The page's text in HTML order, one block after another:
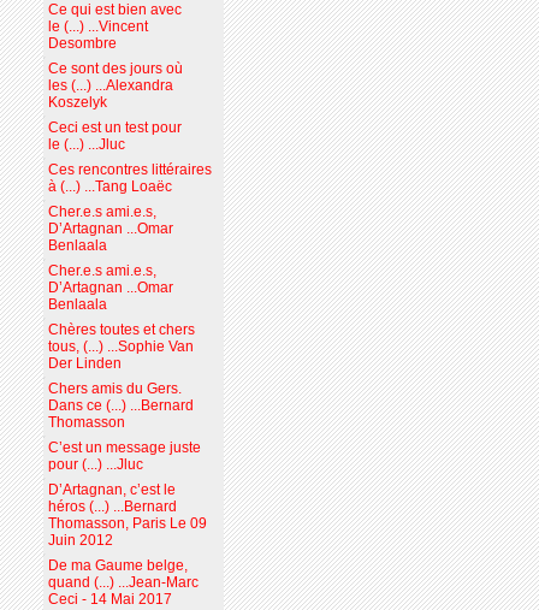
Ce qui est bien avec
le (...) ...Vincent
Desombre
Ce sont des jours où
les (...) ...Alexandra
Koszelyk
Ceci est un test pour
le (...) ...Jluc
Ces rencontres littéraires
à (...) ...Tang Loaëc
Cher.e.s ami.e.s,
D’Artagnan ...Omar
Benlaala
Cher.e.s ami.e.s,
D’Artagnan ...Omar
Benlaala
Chères toutes et chers
tous, (...) ...Sophie Van
Der Linden
Chers amis du Gers.
Dans ce (...) ...Bernard
Thomasson
C’est un message juste
pour (...) ...Jluc
D’Artagnan, c’est le
héros (...) ...Bernard
Thomasson, Paris Le 09
Juin 2012
De ma Gaume belge,
quand (...) ...Jean-Marc
Ceci - 14 Mai 2017